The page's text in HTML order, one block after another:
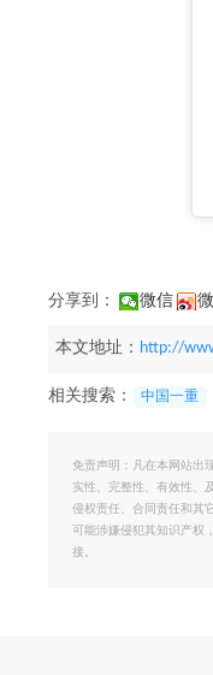
分享到： 微信
本文地址： http://
相关搜索： 中国一重
免责声明：凡在本网站出
实性、完整性、有效性、
侵权责任、合同责任和其
可能涉嫌侵犯其知识产权
接。